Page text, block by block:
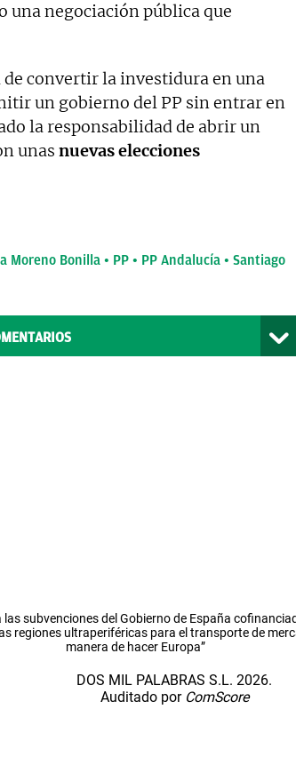
una negociación pública que
convertir la investidura en una
un gobierno del PP sin entrar en
la responsabilidad de abrir un
unas nuevas elecciones
Moreno Bonilla PP PP Andalucía
Santiago
subvenciones del Gobierno de España
regiones ultraperiféricas para el transporte de
manera de hacer Europa”
DOS MIL PALABRAS S.L. 2026.
Auditado por ComScore